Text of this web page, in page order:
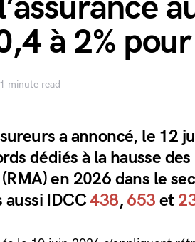
à 2%
1 minute read
a annoncé, le 12
dédiés à la hausse
en 2026 dans le
aussi IDCC438,653 et